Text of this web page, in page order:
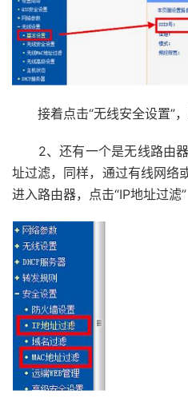
接着点击“无线安全设置”，
2、还有一个是无线路由器
址过滤，同样，通过有线网络
进入路由器，点击“IP地址过滤”